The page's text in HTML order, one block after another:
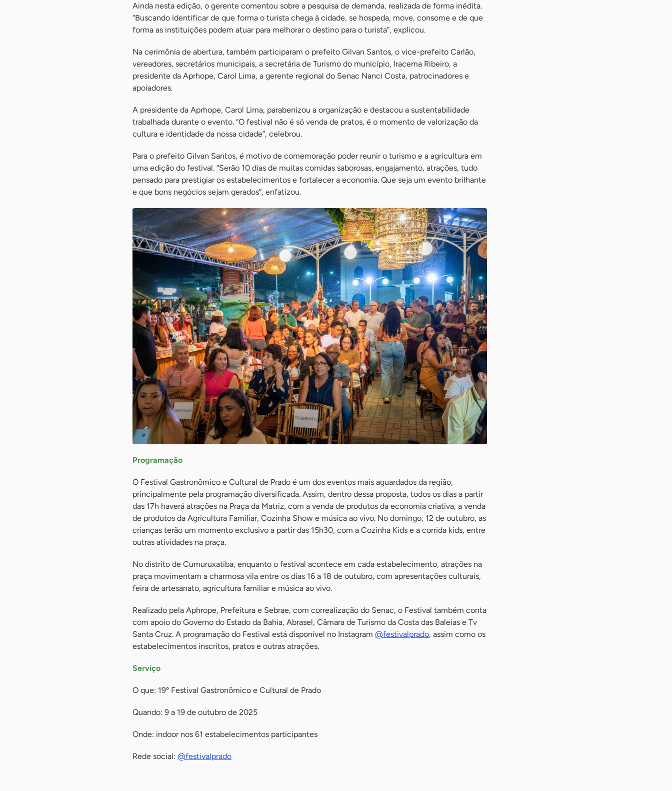
Ainda nesta edição, o gerente comentou sobre a pesquisa de demanda, realizada de forma inédita.
“Buscando identificar de que forma o turista chega à cidade, se hospeda, move, consome e de que
forma as instituições podem atuar para melhorar o destino para o turista”, explicou.
Na cerimônia de abertura, também participaram o prefeito Gilvan Santos, o vice-prefeito Carlão,
vereadores, secretários municipais, a secretária de Turismo do município, Iracema Ribeiro, a
presidente da Aprhope, Carol Lima, a gerente regional do Senac Nanci Costa, patrocinadores e
apoiadores.
A presidente da Aprhope, Carol Lima, parabenizou a organização e destacou a sustentabilidade
trabalhada durante o evento. “O festival não é só venda de pratos, é o momento de valorização da
cultura e identidade da nossa cidade”, celebrou.
Para o prefeito Gilvan Santos, é motivo de comemoração poder reunir o turismo e a agricultura em
uma edição do festival. “Serão 10 dias de muitas comidas saborosas, engajamento, atrações, tudo
pensado para prestigiar os estabelecimentos e fortalecer a economia. Que seja um evento brilhante
e que bons negócios sejam gerados”, enfatizou.
Programação
O Festival Gastronômico e Cultural de Prado é um dos eventos mais aguardados da região,
principalmente pela programação diversificada. Assim, dentro dessa proposta, todos os dias a partir
das 17h haverá atrações na Praça da Matriz, com a venda de produtos da economia criativa, a venda
de produtos da Agricultura Familiar, Cozinha Show e música ao vivo. No domingo, 12 de outubro, as
crianças terão um momento exclusivo a partir das 15h30, com a Cozinha Kids e a corrida kids, entre
outras atividades na praça.
No distrito de Cumuruxatiba, enquanto o festival acontece em cada estabelecimento, atrações na
praça movimentam a charmosa vila entre os dias 16 a 18 de outubro, com apresentações culturais,
feira de artesanato, agricultura familiar e música ao vivo.
Realizado pela Aphrope, Prefeitura e Sebrae, com correalização do Senac, o Festival também conta
com apoio do Governo do Estado da Bahia, Abrasel, Câmara de Turismo da Costa das Baleias e Tv
Santa Cruz. A programação do Festival está disponível no Instagram @festivalprado, assim como os
estabelecimentos inscritos, pratos e outras atrações.
Serviço
O que: 19º Festival Gastronômico e Cultural de Prado
Quando: 9 a 19 de outubro de 2025
Onde: indoor nos 61 estabelecimentos participantes
Rede social: @festivalprado